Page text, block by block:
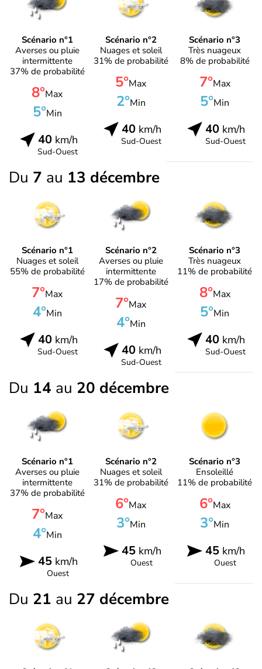
Scénario n°1
Averses ou pluie
intermittente
37% de probabilité
8°Max
5°Min
40km/h
Sud-Ouest
Scénario n°2
Nuages et soleil
31% de probabilité
5°Max
2°Min
40km/h
Sud-Ouest
Scénario n°3
Très nuageux
8% de probabilité
7°Max
5°Min
40 km/h
Sud-Ouest
Du 7 au 13 décembre
Scénario n°1
Nuages et soleil
55% de probabilité
7°Max
4°Min
40km/h
Sud-Ouest
Scénario n°2
Averses ou pluie
intermittente
17% de probabilité
7°Max
4°Min
40km/h
Sud-Ouest
Scénario n°3
Très nuageux
11% de probabilité
8°Max
5°Min
40 km/h
Sud-Ouest
Du 14 au 20 décembre
Scénario n°1
Averses ou pluie
intermittente
37% de probabilité
7°Max
4°Min
45km/h
Ouest
Scénario n°2
Nuages et soleil
31% de probabilité
6°Max
3°Min
45km/h
Ouest
Scénario n°3
Ensoleillé
11% de probabilité
6°Max
3°Min
45 km/h
Ouest
Du 21 au 27 décembre